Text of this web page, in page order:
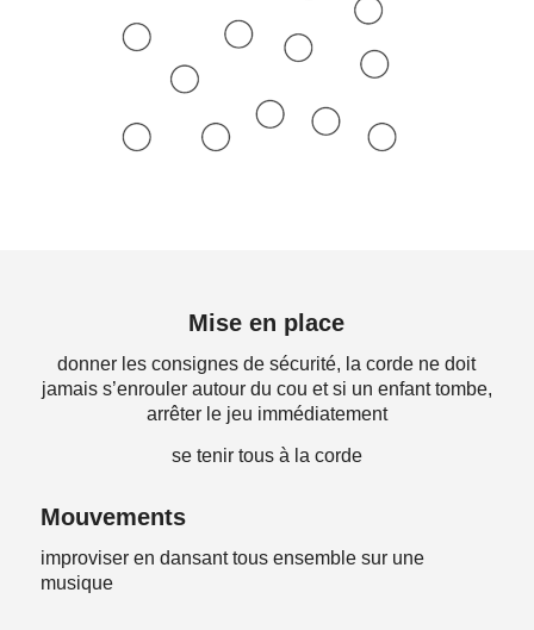
Mise en place
donner les consignes de sécurité, la corde ne doit
jamais s’enrouler autour du cou et si un enfant tombe,
arrêter le jeu immédiatement
se tenir tous à la corde
Mouvements
improviser en dansant tous ensemble sur une
musique